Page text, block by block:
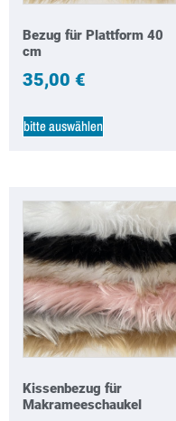
Bezug für Plattform 40
cm
35,00 €
bitte auswählen
Kissenbezug für
Makrameeschaukel